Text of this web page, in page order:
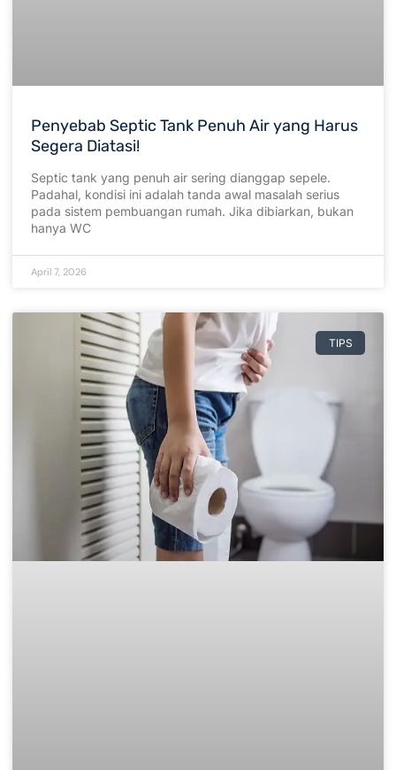
Penyebab Septic Tank Penuh Air yang Harus
Segera Diatasi!
Septic tank yang penuh air sering dianggap sepele.
Padahal, kondisi ini adalah tanda awal masalah serius
pada sistem pembuangan rumah. Jika dibiarkan, bukan
hanya WC
April 7, 2026
TIPS